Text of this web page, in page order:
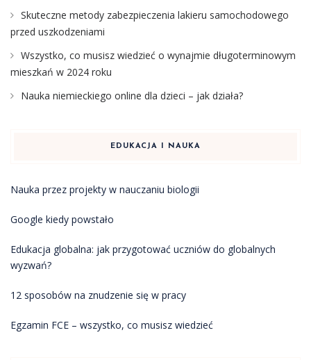
Skuteczne metody zabezpieczenia lakieru samochodowego
przed uszkodzeniami
Wszystko, co musisz wiedzieć o wynajmie długoterminowym
mieszkań w 2024 roku
Nauka niemieckiego online dla dzieci – jak działa?
EDUKACJA I NAUKA
Nauka przez projekty w nauczaniu biologii
Google kiedy powstało
Edukacja globalna: jak przygotować uczniów do globalnych
wyzwań?
12 sposobów na znudzenie się w pracy
Egzamin FCE – wszystko, co musisz wiedzieć